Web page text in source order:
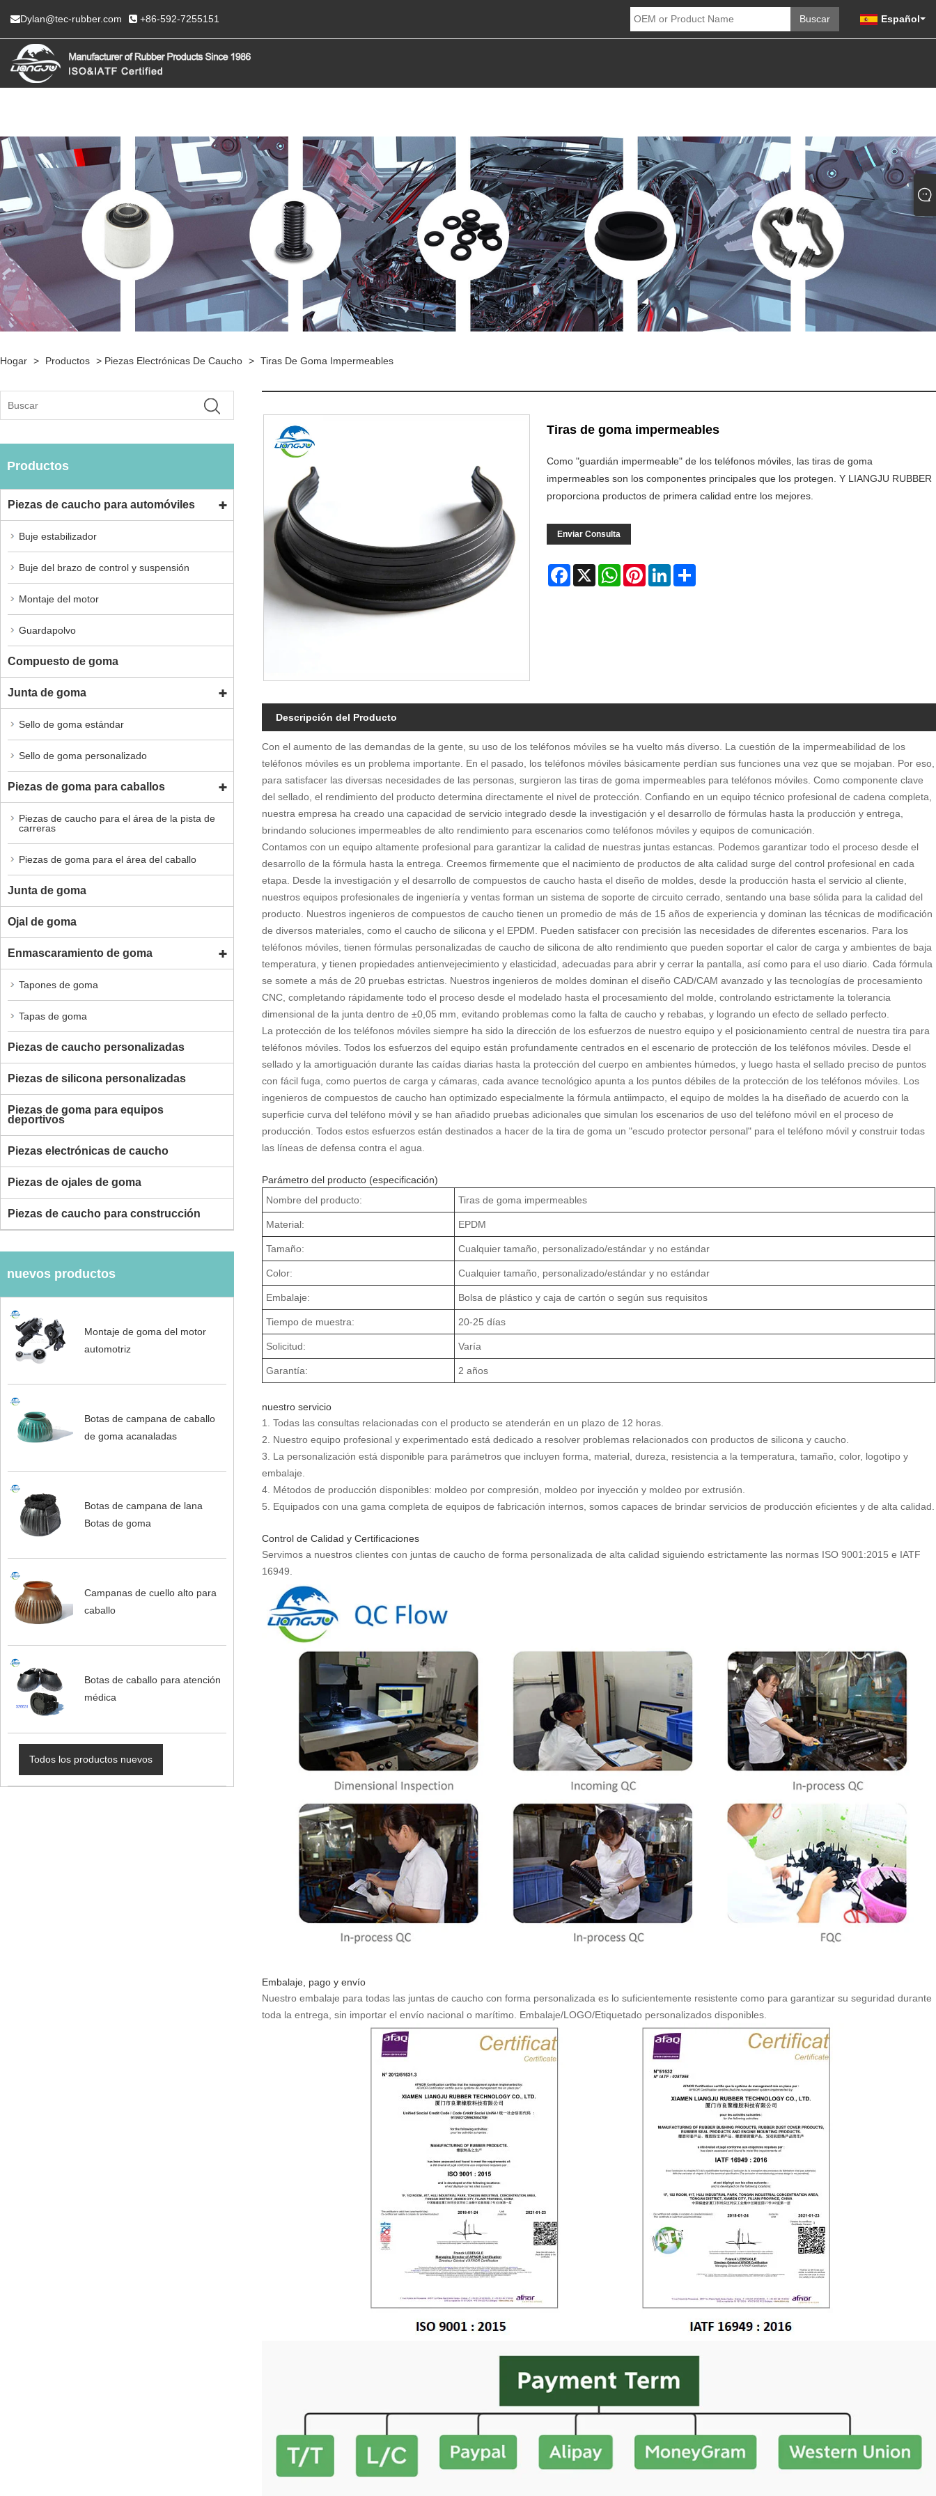
Dylan@tec-rubber.com +86-592-7255151 Español
Hogar > Productos > Piezas Electrónicas De Caucho > Tiras De Goma Impermeables
Productos
Piezas de caucho para automóviles
Buje estabilizador
Buje del brazo de control y suspensión
Montaje del motor
Guardapolvo
Compuesto de goma
Junta de goma
Sello de goma estándar
Sello de goma personalizado
Piezas de goma para caballos
Piezas de caucho para el área de la pista de
carreras
Piezas de goma para el área del caballo
Junta de goma
Ojal de goma
Enmascaramiento de goma
Tapones de goma
Tapas de goma
Piezas de caucho personalizadas
Piezas de silicona personalizadas
Piezas de goma para equipos
deportivos
Piezas electrónicas de caucho
Piezas de ojales de goma
Piezas de caucho para construcción
nuevos productos
Montaje de goma del motor
automotriz
Botas de campana de caballo
de goma acanaladas
Botas de campana de lana
Botas de goma
Campanas de cuello alto para
caballo
Botas de caballo para atención
médica
Todos los productos nuevos
Tiras de goma impermeables
Como "guardián impermeable" de los teléfonos móviles, las tiras de goma
impermeables son los componentes principales que los protegen. Y LIANGJU RUBBER
proporciona productos de primera calidad entre los mejores.
Enviar Consulta
Facebook
X WhatsAppPinterestLinkedInShare
Descripción del Producto
Con el aumento de las demandas de la gente, su uso de los teléfonos móviles se ha vuelto más diverso. La cuestión de la impermeabilidad de los
teléfonos móviles es un problema importante. En el pasado, los teléfonos móviles básicamente perdían sus funciones una vez que se mojaban. Por eso,
para satisfacer las diversas necesidades de las personas, surgieron las tiras de goma impermeables para teléfonos móviles. Como componente clave
del sellado, el rendimiento del producto determina directamente el nivel de protección. Confiando en un equipo técnico profesional de cadena completa,
nuestra empresa ha creado una capacidad de servicio integrado desde la investigación y el desarrollo de fórmulas hasta la producción y entrega,
brindando soluciones impermeables de alto rendimiento para escenarios como teléfonos móviles y equipos de comunicación.
Contamos con un equipo altamente profesional para garantizar la calidad de nuestras juntas estancas. Podemos garantizar todo el proceso desde el
desarrollo de la fórmula hasta la entrega. Creemos firmemente que el nacimiento de productos de alta calidad surge del control profesional en cada
etapa. Desde la investigación y el desarrollo de compuestos de caucho hasta el diseño de moldes, desde la producción hasta el servicio al cliente,
nuestros equipos profesionales de ingeniería y ventas forman un sistema de soporte de circuito cerrado, sentando una base sólida para la calidad del
producto. Nuestros ingenieros de compuestos de caucho tienen un promedio de más de 15 años de experiencia y dominan las técnicas de modificación
de diversos materiales, como el caucho de silicona y el EPDM. Pueden satisfacer con precisión las necesidades de diferentes escenarios. Para los
teléfonos móviles, tienen fórmulas personalizadas de caucho de silicona de alto rendimiento que pueden soportar el calor de carga y ambientes de baja
temperatura, y tienen propiedades antienvejecimiento y elasticidad, adecuadas para abrir y cerrar la pantalla, así como para el uso diario. Cada fórmula
se somete a más de 20 pruebas estrictas. Nuestros ingenieros de moldes dominan el diseño CAD/CAM avanzado y las tecnologías de procesamiento
CNC, completando rápidamente todo el proceso desde el modelado hasta el procesamiento del molde, controlando estrictamente la tolerancia
dimensional de la junta dentro de ±0,05 mm, evitando problemas como la falta de caucho y rebabas, y logrando un efecto de sellado perfecto.
La protección de los teléfonos móviles siempre ha sido la dirección de los esfuerzos de nuestro equipo y el posicionamiento central de nuestra tira para
teléfonos móviles. Todos los esfuerzos del equipo están profundamente centrados en el escenario de protección de los teléfonos móviles. Desde el
sellado y la amortiguación durante las caídas diarias hasta la protección del cuerpo en ambientes húmedos, y luego hasta el sellado preciso de puntos
con fácil fuga, como puertos de carga y cámaras, cada avance tecnológico apunta a los puntos débiles de la protección de los teléfonos móviles. Los
ingenieros de compuestos de caucho han optimizado especialmente la fórmula antiimpacto, el equipo de moldes la ha diseñado de acuerdo con la
superficie curva del teléfono móvil y se han añadido pruebas adicionales que simulan los escenarios de uso del teléfono móvil en el proceso de
producción. Todos estos esfuerzos están destinados a hacer de la tira de goma un "escudo protector personal" para el teléfono móvil y construir todas
las líneas de defensa contra el agua.
Parámetro del producto (especificación)
Nombre del producto:
Tiras de goma impermeables
Material: EPDM
Tamaño: Cualquier tamaño, personalizado/estándar y no estándar
Color: Cualquier tamaño, personalizado/estándar y no estándar
Embalaje: Bolsa de plástico y caja de cartón o según sus requisitos
Tiempo de muestra: 20-25 días
Solicitud: Varía
Garantía: 2 años
nuestro servicio
1. Todas las consultas relacionadas con el producto se atenderán en un plazo de 12 horas.
2. Nuestro equipo profesional y experimentado está dedicado a resolver problemas relacionados con productos de silicona y caucho.
3. La personalización está disponible para parámetros que incluyen forma, material, dureza, resistencia a la temperatura, tamaño, color, logotipo y
embalaje.
4. Métodos de producción disponibles: moldeo por compresión, moldeo por inyección y moldeo por extrusión.
5. Equipados con una gama completa de equipos de fabricación internos, somos capaces de brindar servicios de producción eficientes y de alta calidad.
Control de Calidad y Certificaciones
Servimos a nuestros clientes con juntas de caucho de forma personalizada de alta calidad siguiendo estrictamente las normas ISO 9001:2015 e IATF
16949.
Embalaje, pago y envío
Nuestro embalaje para todas las juntas de caucho con forma personalizada es lo suficientemente resistente como para garantizar su seguridad durante
toda la entrega, sin importar el envío nacional o marítimo. Embalaje/LOGO/Etiquetado personalizados disponibles.